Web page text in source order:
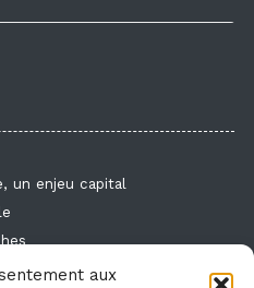
aux
un enjeu capital
et faire valoir ses droits ?